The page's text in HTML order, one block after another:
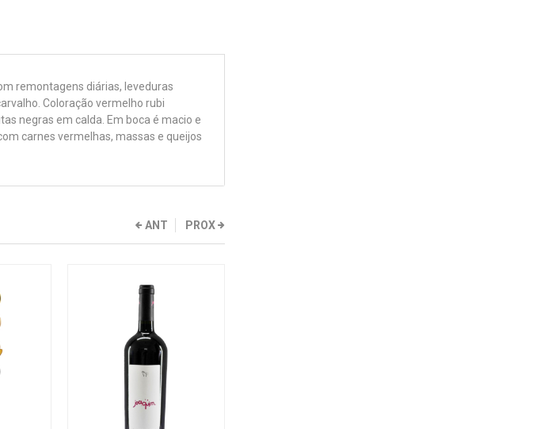
remontagens diárias, leveduras
Coloração vermelho rubi
negras em calda. Em boca é macio e
carnes vermelhas, massas e queijos
ANT PROX